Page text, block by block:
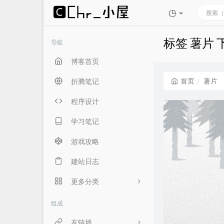
导航
博客首页
折腾笔记
程序设计
学习笔记
游戏攻略
建站日志
更多分类
言俞专用
组成
标签 薯片
首页 薯片